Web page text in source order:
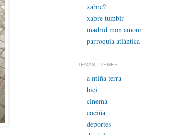
xabre?
xabre tumblr
madrid mon amour
parroquia atlántica
TEMAS | TEMES
a miña terra
bici
cinema
cociña
deportes